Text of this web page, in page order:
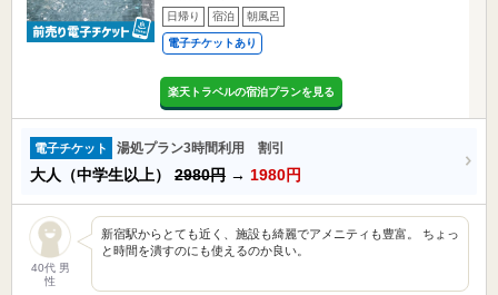
日帰り 宿泊 朝風呂
電子チケットあり
楽天トラベルの宿泊プランを見る
電子チケット 湯処プラン3時間利用 割引
大人（中学生以上） 2980円 → 1980円
40代 男
性
新宿駅からとても近く、施設も綺麗でアメニティも豊富。 ちょっ
と時間を潰すのにも使えるのか良い。